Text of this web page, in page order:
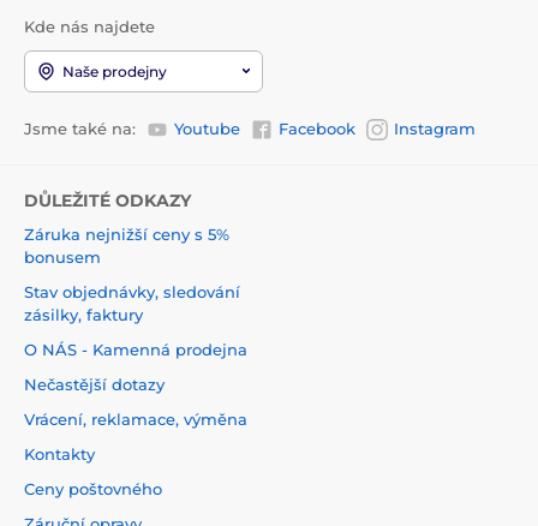
Kde nás najdete
Naše prodejny
Jsme také na: Youtube Facebook Instagram
DŮLEŽITÉ ODKAZY
Záruka nejnižší ceny s 5%
bonusem
Stav objednávky, sledování
zásilky, faktury
O NÁS - Kamenná prodejna
Nečastější dotazy
Vrácení, reklamace, výměna
Kontakty
Ceny poštovného